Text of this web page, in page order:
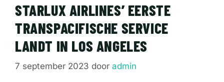
STARLUX AIRLINES’ EERSTE
TRANSPACIFISCHE SERVICE
LANDT IN LOS ANGELES
7 september 2023 door admin